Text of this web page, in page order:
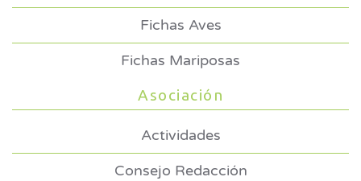
Fichas Aves
Fichas Mariposas
Asociación
Actividades
Consejo Redacción